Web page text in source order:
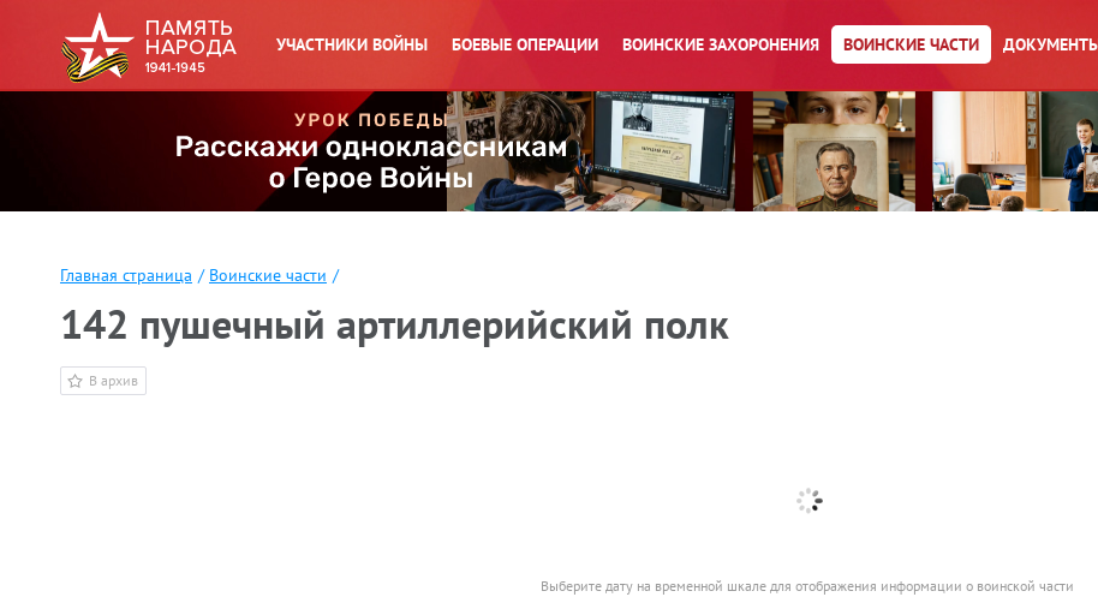
УЧАСТНИКИ ВОЙНЫ БОЕВЫЕ ОПЕРАЦИИ ВОИНСКИЕ ЗАХОРОНЕНИЯ ВОИНСКИЕ ЧАСТИ
Главная страница / Воинские части /
142 пушечный артиллерийский полк
В архив
Выберите дату на временной шкале для отображения информации о воинской части